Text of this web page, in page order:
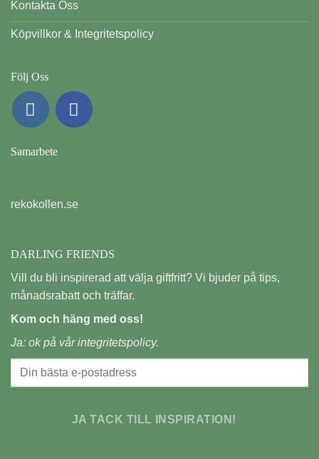
Kontakta Oss
Köpvillkor & Integritetspolicy
Följ Oss
Samarbete
rekokollen.se
DARLING FRIENDS
Vill du bli inspirerad att välja giftfritt? Vi bjuder på tips,
månadsrabatt och träffar.
Kom och häng med oss!
Ja: ok på vårintegritetspolicy.
JA TACK TILL INSPIRATION!